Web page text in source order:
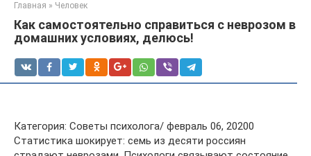
Главная » Человек
Как самостоятельно справиться с неврозом в
домашних условиях, делюсь!
Категория: Советы психолога/ февраль 06, 20200
Статистика шокирует: семь из десяти россиян